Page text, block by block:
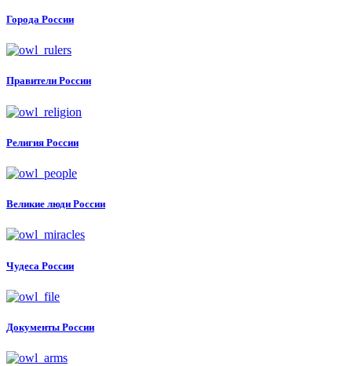
Города России
Правители России
Религия России
Великие люди России
Чудеса России
Документы России